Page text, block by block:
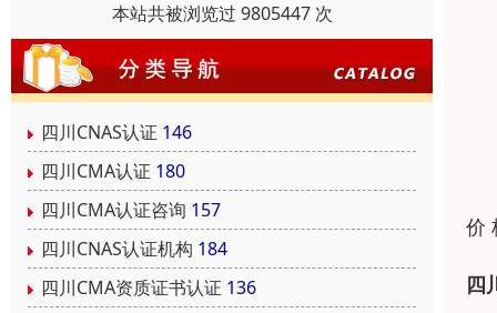
本站共被浏览过 9805447 次
四川CNAS认证 146
四川CMA认证 180
四川CMA认证咨询 157
四川CNAS认证机构 184
四川CMA资质证书认证 136
价
四